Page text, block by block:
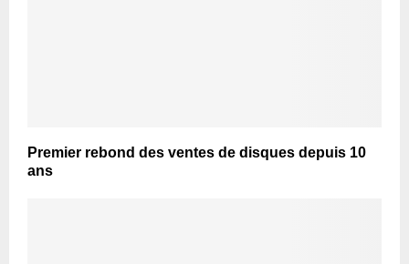
Premier rebond des ventes de disques depuis 10
ans